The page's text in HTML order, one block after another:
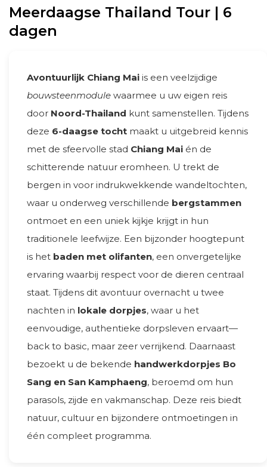
Meerdaagse Thailand Tour | 6
dagen
Avontuurlijk Chiang Mai is een veelzijdige
bouwsteenmodule waarmee u uw eigen reis
door Noord-Thailand kunt samenstellen. Tijdens
deze 6-daagse tocht maakt u uitgebreid kennis
met de sfeervolle stad Chiang Mai én de
schitterende natuur eromheen. U trekt de
bergen in voor indrukwekkende wandeltochten,
waar u onderweg verschillende bergstammen
ontmoet en een uniek kijkje krijgt in hun
traditionele leefwijze. Een bijzonder hoogtepunt
is het baden met olifanten, een onvergetelijke
ervaring waarbij respect voor de dieren centraal
staat. Tijdens dit avontuur overnacht u twee
nachten in lokale dorpjes, waar u het
eenvoudige, authentieke dorpsleven ervaart—
back to basic, maar zeer verrijkend. Daarnaast
bezoekt u de bekende handwerkdorpjes Bo
Sang en San Kamphaeng, beroemd om hun
parasols, zijde en vakmanschap. Deze reis biedt
natuur, cultuur en bijzondere ontmoetingen in
één compleet programma.